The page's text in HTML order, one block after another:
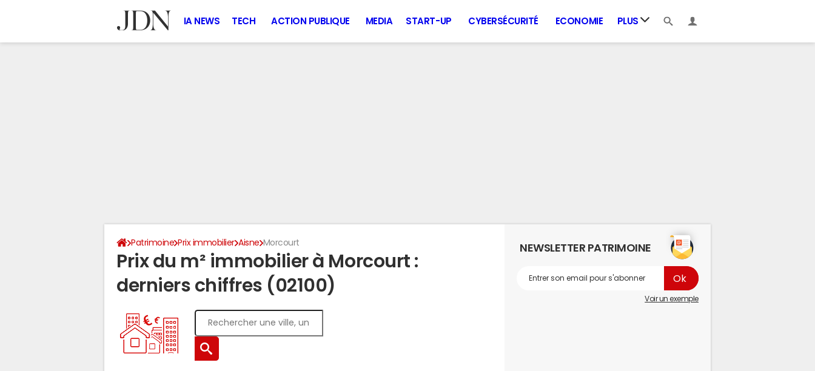
IA NEWS TECH ACTION PUBLIQUE MEDIA START-UP CYBERSÉCURITÉ ECONOMIE PLUS
Patrimoine Prix immobilier Aisne Morcourt
Prix du m² immobilier à Morcourt :
derniers chiffres (02100)
NEWSLETTER PATRIMOINE
Voir un exemple